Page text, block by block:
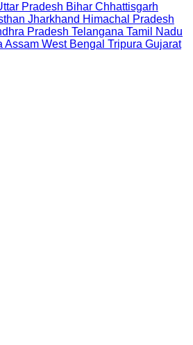
Pradesh Bihar Chhattisgarh
Jharkhand Himachal Pradesh
Pradesh Telangana Tamil Nadu
Assam West Bengal Tripura Gujarat